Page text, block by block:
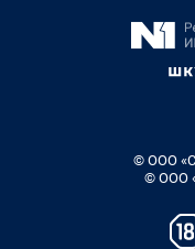
© ООО
© ООО